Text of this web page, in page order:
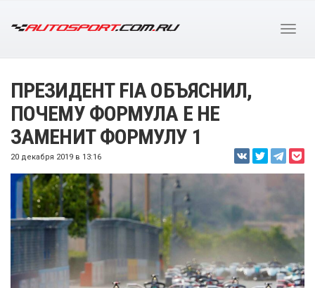
ПРЕЗИДЕНТ FIA ОБЪЯСНИЛ,
ПОЧЕМУ ФОРМУЛА E НЕ
ЗАМЕНИТ ФОРМУЛУ 1
20 декабря 2019 в 13:16